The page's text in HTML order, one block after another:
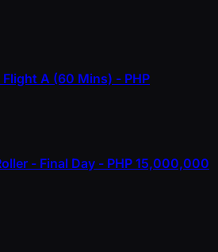
A (60 Mins) - PHP
- Final Day - PHP 15,000,000